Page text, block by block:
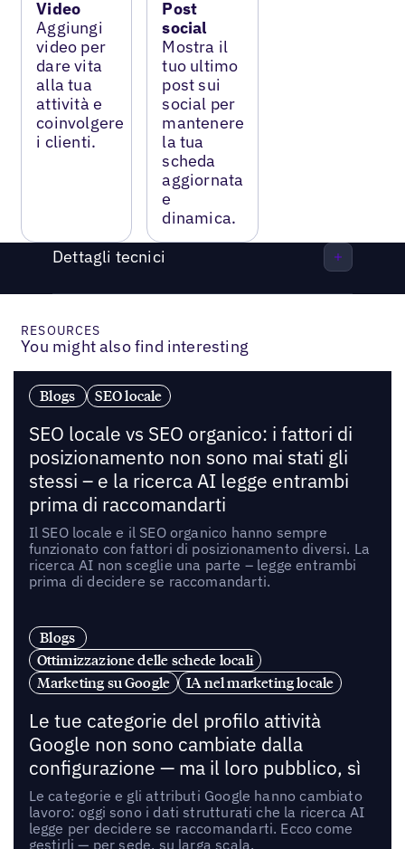
Video
Aggiungi
video per
dare vita
alla tua
attività e
coinvolgere
i clienti.
Post
social
Mostra il
tuo ultimo
post sui
social per
mantenere
la tua
scheda
aggiornata
e
dinamica.
Dettagli tecnici
RESOURCES
You might also find interesting
Blogs SEO locale
SEO locale vs SEO organico: i fattori di
posizionamento non sono mai stati gli
stessi – e la ricerca AI legge entrambi
prima di raccomandarti
Il SEO locale e il SEO organico hanno sempre
funzionato con fattori di posizionamento diversi. La
ricerca AI non sceglie una parte – legge entrambi
prima di decidere se raccomandarti.
Blogs
Ottimizzazione delle schede locali
Marketing su Google
IA nel marketing locale
Le tue categorie del profilo attività
Google non sono cambiate dalla
configurazione — ma il loro pubblico, sì
Le categorie e gli attributi Google hanno cambiato
lavoro: oggi sono i dati strutturati che la ricerca AI
legge per decidere se raccomandarti. Ecco come
gestirli — per sede, su larga scala.